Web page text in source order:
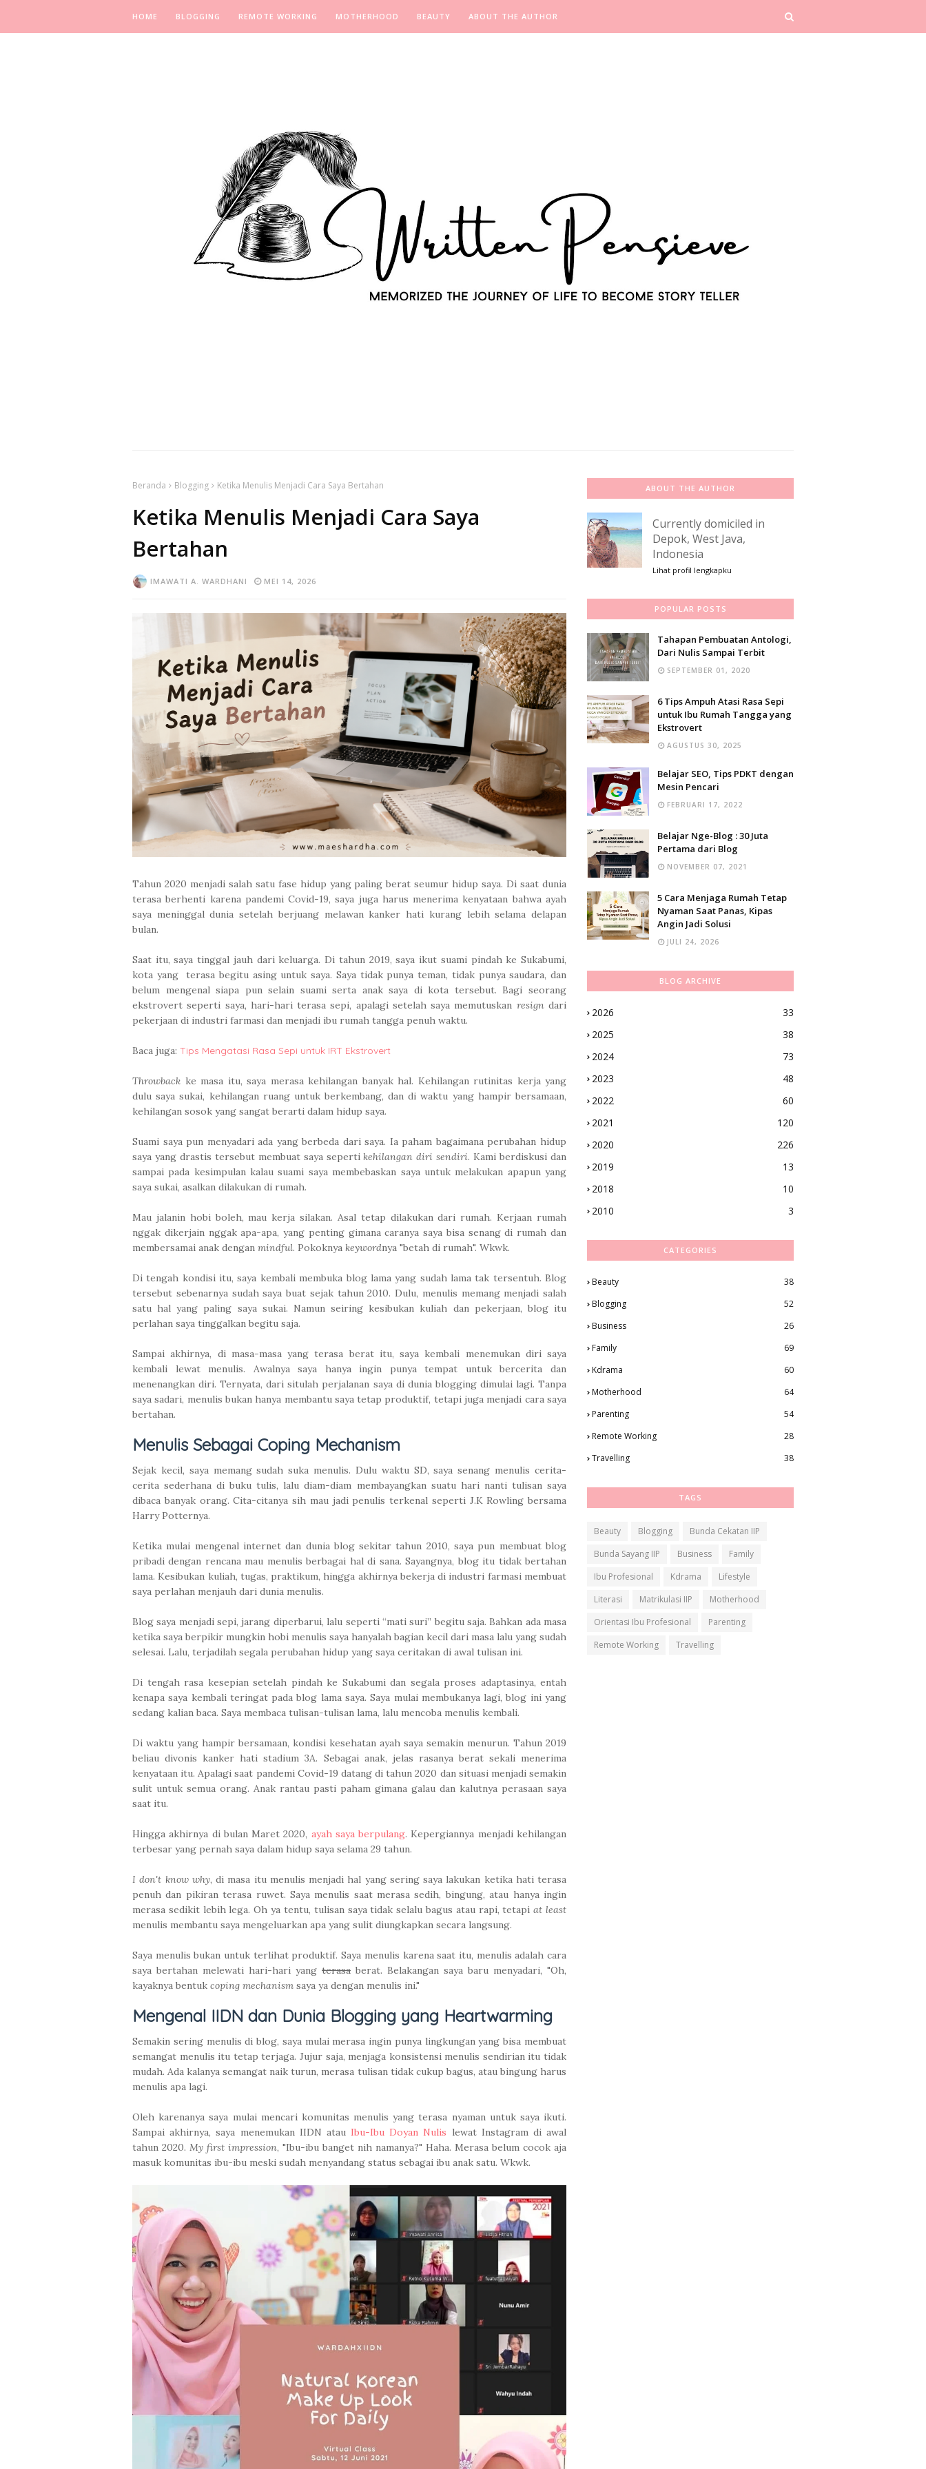
HOME BLOGGING REMOTE WORKING MOTHERHOOD BEAUTY ABOUT THE AUTHOR
Beranda Blogging Ketika Menulis Menjadi Cara Saya Bertahan
Ketika Menulis Menjadi Cara Saya
Bertahan
IMAWATI A. WARDHANI MEI 14, 2026
Tahun 2020 menjadi salah satu fase hidup yang paling berat seumur hidup saya. Di saat dunia
terasa berhenti karena pandemi Covid-19, saya juga harus menerima kenyataan bahwa ayah
saya meninggal dunia setelah berjuang melawan kanker hati kurang lebih selama delapan
bulan.
Saat itu, saya tinggal jauh dari keluarga. Di tahun 2019, saya ikut suami pindah ke Sukabumi,
kota yang terasa begitu asing untuk saya. Saya tidak punya teman, tidak punya saudara, dan
belum mengenal siapa pun selain suami serta anak saya di kota tersebut. Bagi seorang
ekstrovert seperti saya, hari-hari terasa sepi, apalagi setelah saya memutuskan resigndari
pekerjaan di industri farmasi dan menjadi ibu rumah tangga penuh waktu.
Baca juga: Tips Mengatasi Rasa Sepi untuk IRT Ekstrovert
Throwback ke masa itu, saya merasa kehilangan banyak hal. Kehilangan rutinitas kerja yang
dulu saya sukai, kehilangan ruang untuk berkembang, dan di waktu yang hampir bersamaan,
kehilangan sosok yang sangat berarti dalam hidup saya.
Suami saya pun menyadari ada yang berbeda dari saya. Ia paham bagaimana perubahan hidup
saya yang drastis tersebut membuat saya seperti kehilangan diri sendiri. Kami berdiskusi dan
sampai pada kesimpulan kalau suami saya membebaskan saya untuk melakukan apapun yang
saya sukai, asalkan dilakukan di rumah.
Mau jalanin hobi boleh, mau kerja silakan. Asal tetap dilakukan dari rumah. Kerjaan rumah
nggak dikerjain nggak apa-apa, yang penting gimana caranya saya bisa senang di rumah dan
membersamai anak dengan mindful. Pokoknya keywordnya "betah di rumah". Wkwk.
Di tengah kondisi itu, saya kembali membuka blog lama yang sudah lama tak tersentuh. Blog
tersebut sebenarnya sudah saya buat sejak tahun 2010. Dulu, menulis memang menjadi salah
satu hal yang paling saya sukai. Namun seiring kesibukan kuliah dan pekerjaan, blog itu
perlahan saya tinggalkan begitu saja.
Sampai akhirnya, di masa-masa yang terasa berat itu, saya kembali menemukan diri saya
kembali lewat menulis. Awalnya saya hanya ingin punya tempat untuk bercerita dan
menenangkan diri. Ternyata, dari situlah perjalanan saya di dunia blogging dimulai lagi. Tanpa
saya sadari, menulis bukan hanya membantu saya tetap produktif, tetapi juga menjadi cara saya
bertahan.
Menulis Sebagai Coping Mechanism
Sejak kecil, saya memang sudah suka menulis. Dulu waktu SD, saya senang menulis cerita-
cerita sederhana di buku tulis, lalu diam-diam membayangkan suatu hari nanti tulisan saya
dibaca banyak orang. Cita-citanya sih mau jadi penulis terkenal seperti J.K Rowling bersama
Harry Potternya.
Ketika mulai mengenal internet dan dunia blog sekitar tahun 2010, saya pun membuat blog
pribadi dengan rencana mau menulis berbagai hal di sana. Sayangnya, blog itu tidak bertahan
lama. Kesibukan kuliah, tugas, praktikum, hingga akhirnya bekerja di industri farmasi membuat
saya perlahan menjauh dari dunia menulis.
Blog saya menjadi sepi, jarang diperbarui, lalu seperti “mati suri” begitu saja. Bahkan ada masa
ketika saya berpikir mungkin hobi menulis saya hanyalah bagian kecil dari masa lalu yang sudah
selesai. Lalu, terjadilah segala perubahan hidup yang saya ceritakan di awal tulisan ini.
Di tengah rasa kesepian setelah pindah ke Sukabumi dan segala proses adaptasinya, entah
kenapa saya kembali teringat pada blog lama saya. Saya mulai membukanya lagi, blog ini yang
sedang kalian baca. Saya membaca tulisan-tulisan lama, lalu mencoba menulis kembali.
Di waktu yang hampir bersamaan, kondisi kesehatan ayah saya semakin menurun. Tahun 2019
beliau divonis kanker hati stadium 3A. Sebagai anak, jelas rasanya berat sekali menerima
kenyataan itu. Apalagi saat pandemi Covid-19 datang di tahun 2020 dan situasi menjadi semakin
sulit untuk semua orang. Anak rantau pasti paham gimana galau dan kalutnya perasaan saya
saat itu.
Hingga akhirnya di bulan Maret 2020, ayah saya berpulang. Kepergiannya menjadi kehilangan
terbesar yang pernah saya dalam hidup saya selama 29 tahun.
I don't know why, di masa itu menulis menjadi hal yang sering saya lakukan ketika hati terasa
penuh dan pikiran terasa ruwet. Saya menulis saat merasa sedih, bingung, atau hanya ingin
merasa sedikit lebih lega. Oh ya tentu, tulisan saya tidak selalu bagus atau rapi, tetapiat least
menulis membantu saya mengeluarkan apa yang sulit diungkapkan secara langsung.
Saya menulis bukan untuk terlihat produktif. Saya menulis karena saat itu, menulis adalah cara
saya bertahan melewati hari-hari yang terasa berat. Belakangan saya baru menyadari, "Oh,
kayaknya bentuk coping mechanism saya ya dengan menulis ini."
Mengenal IIDN dan Dunia Blogging yang Heartwarming
Semakin sering menulis di blog, saya mulai merasa ingin punya lingkungan yang bisa membuat
semangat menulis itu tetap terjaga. Jujur saja, menjaga konsistensi menulis sendirian itu tidak
mudah. Ada kalanya semangat naik turun, merasa tulisan tidak cukup bagus, atau bingung harus
menulis apa lagi.
Oleh karenanya saya mulai mencari komunitas menulis yang terasa nyaman untuk saya ikuti.
Sampai akhirnya, saya menemukan IIDN atau Ibu-Ibu Doyan Nulis lewat Instagram di awal
tahun 2020. My first impression, "Ibu-ibu banget nih namanya?" Haha. Merasa belum cocok aja
masuk komunitas ibu-ibu meski sudah menyandang status sebagai ibu anak satu. Wkwk.
ABOUT THE AUTHOR
Currently domiciled in
Depok, West Java,
Indonesia
Lihat profil lengkapku
POPULAR POSTS
Tahapan Pembuatan Antologi,
Dari Nulis Sampai Terbit
SEPTEMBER 01, 2020
6 Tips Ampuh Atasi Rasa Sepi
untuk Ibu Rumah Tangga yang
Ekstrovert
AGUSTUS 30, 2025
Belajar SEO, Tips PDKT dengan
Mesin Pencari
FEBRUARI 17, 2022
Belajar Nge-Blog : 30 Juta
Pertama dari Blog
NOVEMBER 07, 2021
5 Cara Menjaga Rumah Tetap
Nyaman Saat Panas, Kipas
Angin Jadi Solusi
JULI 24, 2026
BLOG ARCHIVE
2026
33
2025
38
2024
73
2023
48
2022
60
2021
120
2020
226
2019
13
2018
10
2010
3
CATEGORIES
Beauty
38
Blogging
52
Business
26
Family
69
Kdrama
60
Motherhood
64
Parenting
54
Remote Working
28
Travelling
38
TAGS
Beauty Blogging
Bunda Cekatan IIP
Bunda Sayang IIP
Business
Family
Ibu Profesional
Kdrama
Lifestyle
Literasi
Matrikulasi IIP
Motherhood
Orientasi Ibu Profesional
Parenting
Remote Working
Travelling